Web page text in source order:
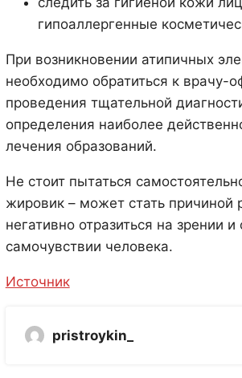
гипоаллергенные
При возникновении атипичных
необходимо обратиться к врачу-
проведения тщательной
определения наиболее
лечения образований.
Не стоит пытаться
жировик – может стать причиной
негативно отразиться на зрении
самочувствии человека.
Источник
pristroykin_